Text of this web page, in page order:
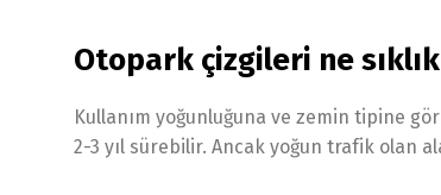
Otopark çizgileri ne
Kullanım yoğunluğuna ve zemin tipine
2-3 yıl sürebilir. Ancak yoğun trafik olan